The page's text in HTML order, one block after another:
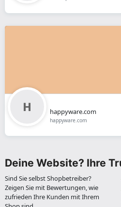
happyware.com
happyware.com
Deine Website? Ihre
Sind Sie selbst Shopbetreiber?
Zeigen Sie mit Bewertungen, wie
zufrieden Ihre Kunden mit Ihrem